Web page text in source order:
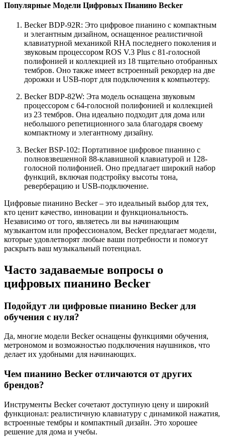
Популярные Модели Цифровых Пианино Becker
Becker BDP-92R: Это цифровое пианино с компактным
и элегантным дизайном, оснащенное реалистичной
клавиатурной механикой RHA последнего поколения и
звуковым процессором ROS V.3 Plus с 81-голосной
полифонией и коллекцией из 18 тщательно отобранных
тембров. Оно также имеет встроенный рекордер на две
дорожки и USB-порт для подключения к компьютеру.
Becker BDP-82W: Эта модель оснащена звуковым
процессором с 64-голосной полифонией и коллекцией
из 23 тембров. Она идеально подходит для дома или
небольшого репетиционного зала благодаря своему
компактному и элегантному дизайну.
Becker BSP-102: Портативное цифровое пианино с
полновзвешенной 88-клавишной клавиатурой и 128-
голосной полифонией. Оно предлагает широкий набор
функций, включая подстройку высоты тона,
реверберацию и USB-подключение.
Цифровые пианино Becker – это идеальный выбор для тех,
кто ценит качество, инновации и функциональность.
Независимо от того, являетесь ли вы начинающим
музыкантом или профессионалом, Becker предлагает модели,
которые удовлетворят любые ваши потребности и помогут
раскрыть ваш музыкальный потенциал.
Часто задаваемые вопросы о
цифровых пианино Becker
Подойдут ли цифровые пианино Becker для
обучения с нуля?
Да, многие модели Becker оснащены функциями обучения,
метрономом и возможностью подключения наушников, что
делает их удобными для начинающих.
Чем пианино Becker отличаются от других
брендов?
Инструменты Becker сочетают доступную цену и широкий
функционал: реалистичную клавиатуру с динамикой нажатия,
встроенные тембры и компактный дизайн. Это хорошее
решение для дома и учебы.